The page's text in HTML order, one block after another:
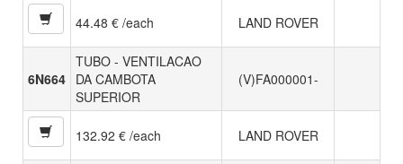
44.48 € /each LAND ROVER
6N664
TUBO - VENTILACAO
DA CAMBOTA
SUPERIOR
(V)FA000001-
132.92 € /each LAND ROVER